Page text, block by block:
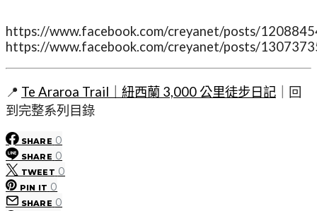
https://www.facebook.com/creyanet/posts/
https://www.facebook.com/creyanet/posts/
📍 Te Araroa Trail｜紐西蘭 3,000 公里徒步日記 ｜回
到完整系列目錄
SHARE 0
SHARE 0
TWEET 0
PIN IT 0
SHARE 0